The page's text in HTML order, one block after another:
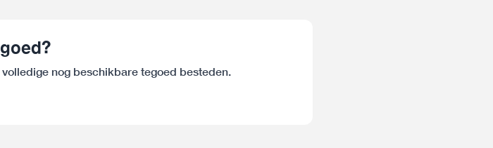
nog beschikbare tegoed besteden.